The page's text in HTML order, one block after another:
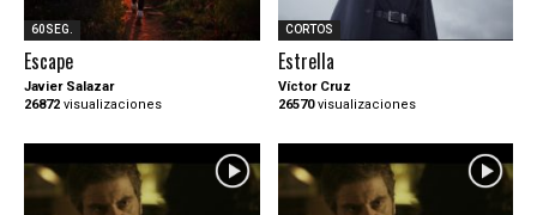
60SEG.
Escape
Javier Salazar
26872 visualizaciones
CORTOS
Estrella
Víctor Cruz
26570visualizaciones